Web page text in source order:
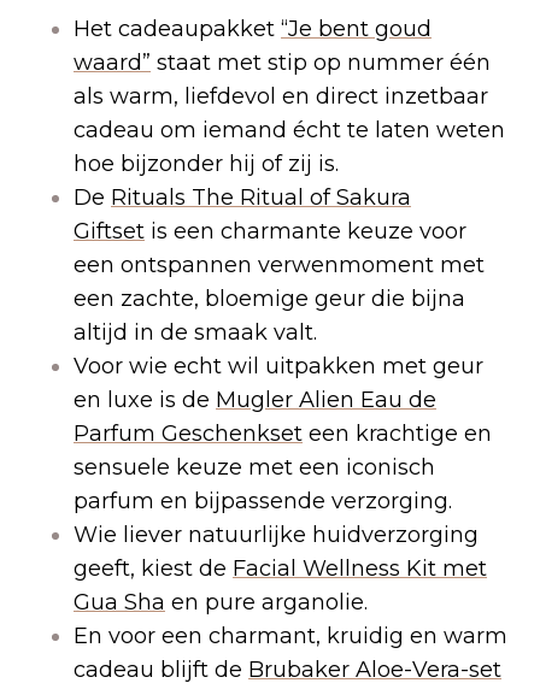
Het cadeaupakket “Je bent goud
waard” staat met stip op nummer één
als warm, liefdevol en direct inzetbaar
cadeau om iemand écht te laten weten
hoe bijzonder hij of zij is.
De Rituals The Ritual of Sakura
Giftset is een charmante keuze voor
een ontspannen verwenmoment met
een zachte, bloemige geur die bijna
altijd in de smaak valt.
Voor wie echt wil uitpakken met geur
en luxe is de Mugler Alien Eau de
Parfum Geschenkset een krachtige en
sensuele keuze met een iconisch
parfum en bijpassende verzorging.
Wie liever natuurlijke huidverzorging
geeft, kiest de Facial Wellness Kit met
Gua Sha en pure arganolie.
En voor een charmant, kruidig en warm
cadeau blijft de Brubaker Aloe-Vera-set